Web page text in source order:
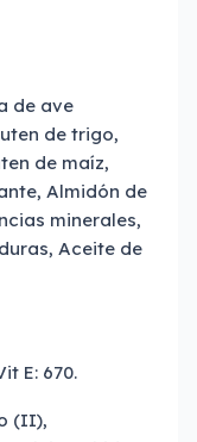
de ave
de trigo,
de maíz,
Almidón de
minerales,
Aceite de
E: 670.
(II),